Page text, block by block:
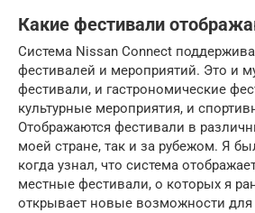
Какие фестивали
Система Nissan Connect
фестивалей и мероприятий. Это и
фестивали, и гастрономические
культурные мероприятия, и
Отображаются фестивали в
моей стране, так и за рубежом. Я
когда узнал, что система
местные фестивали, о которых я
открывает новые возможности для